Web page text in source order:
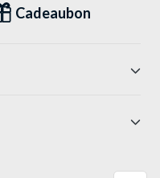
Cadeaubon